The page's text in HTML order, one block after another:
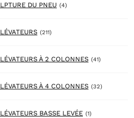
DU PNEU (4)4 products
(211)211 products
À 2 COLONNES (41)41 products
À 4 COLONNES (32)32 products
BASSE LEVÉE (1)1 product